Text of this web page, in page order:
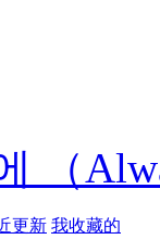
（
更新 我收藏的